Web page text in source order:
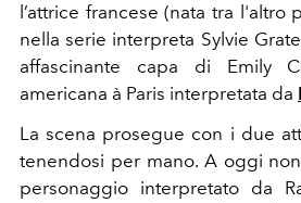
l’attrice francese (nata tra l'altro
nella serie interpreta Sylvie
affascinante capa di Emily
americana à Paris interpretata da
La scena prosegue con i due
tenendosi per mano. A oggi
personaggio interpretato da